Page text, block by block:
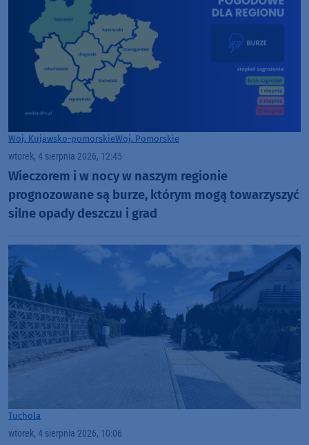
Woj. Kujawsko-pomorskieWoj. Pomorskie
wtorek, 4 sierpnia 2026, 12:45
Wieczorem i w nocy w naszym regionie
prognozowane są burze, którym mogą towarzyszyć
silne opady deszczu i grad
Tuchola
wtorek, 4 sierpnia 2026, 10:06